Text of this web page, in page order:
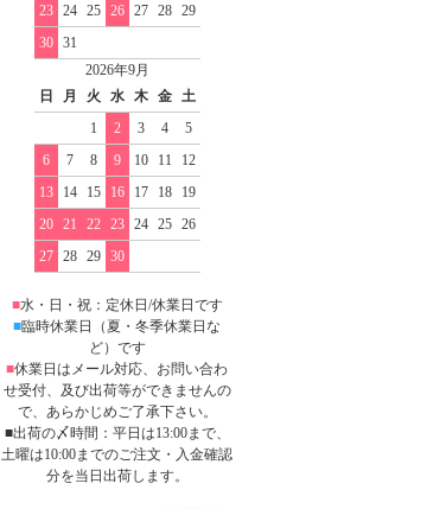
23
24 25 26 27 28
29
30
31
2026年9月
日
月 火 水 木 金
土
1
2 3 4
5
6
7 8 9 10 11
12
13
14 15 16 17 18
19
20
21 22 23 24 25
26
27
28 29 30
■水・日・祝：定休日/休業日です
■臨時休業日（夏・冬季休業日な
ど）です
■休業日はメール対応、お問い合わ
せ受付、及び出荷等ができませんの
で、あらかじめご了承下さい。
■出荷の〆時間：平日は13:00まで、
土曜は10:00までのご注文・入金確認
分を当日出荷します。